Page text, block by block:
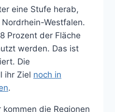
eine Stufe herab,
Westfalen.
Prozent der Fläche
werden. Das ist
Die
ihr Ziel noch in
.
die Regionen